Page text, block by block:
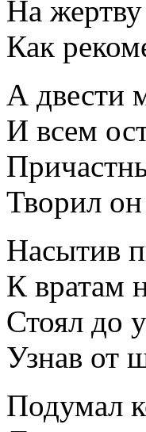
На
Как
А двести
И всем
Творил
Насытив
К вратам
Стоял до
Узнав от
Подумал